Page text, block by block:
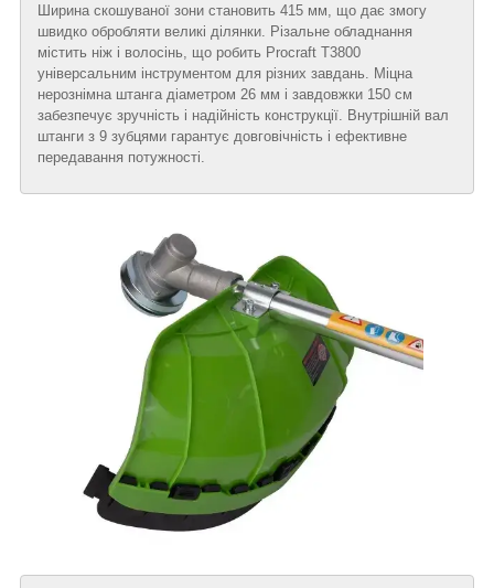
Ширина скошуваної зони становить 415 мм, що дає змогу
швидко обробляти великі ділянки. Різальне обладнання
містить ніж і волосінь, що робить Procraft T3800
універсальним інструментом для різних завдань. Міцна
нерознімна штанга діаметром 26 мм і завдовжки 150 см
забезпечує зручність і надійність конструкції. Внутрішній вал
штанги з 9 зубцями гарантує довговічність і ефективне
передавання потужності.